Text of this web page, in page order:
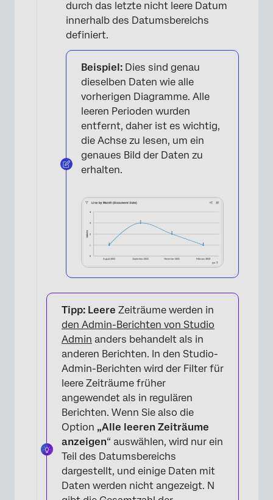
×
durch das letzte nicht leere Datum
innerhalb des Datumsbereichs
definiert.
Beispiel: Dies sind genau
dieselben Daten wie alle
vorherigen Diagramme. Alle
leeren Perioden wurden
entfernt, daher ist es wichtig,
die Achse zu lesen, um ein
genaues Bild der Daten zu
erhalten.
Tipp: Leere Zeiträume werden in
den Admin-Berichten von Studio
Admin anders behandelt als in
anderen Berichten. In den Studio-
Admin-Berichten wird der Filter für
leere Zeiträume früher
angewendet als in regulären
Berichten. Wenn Sie also die
Option „Alle leeren Zeiträume
anzeigen“ auswählen, wird nur ein
Teil des Datumsbereichs
dargestellt, und einige Daten mit
Daten werden nicht angezeigt. N